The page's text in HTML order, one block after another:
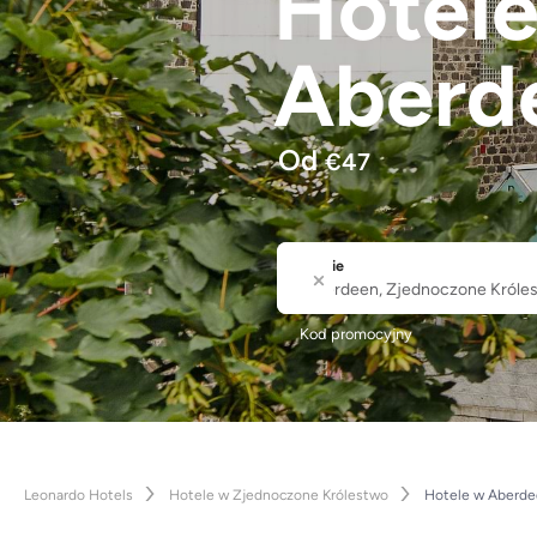
Od€47
Gdzie
Nazwa miasta lub hotelu
Kod promocyjny
Leonardo Hotels Hotele w Zjednoczone Królestwo Hotele w